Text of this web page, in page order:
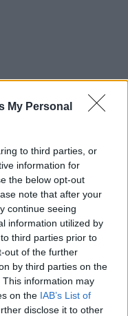
My Personal
to third parties, or
information for
the below opt-out
note that after your
continue seeing
information utilized by
third parties prior to
out of the further
by third parties on the
This information may
on the IAB’s List of
disclose it to other
libero a una
e la possibilità
l’esperienza di
più semplice
agli stand e
*Le tariffe si
(con almeno 2
disponibili fino